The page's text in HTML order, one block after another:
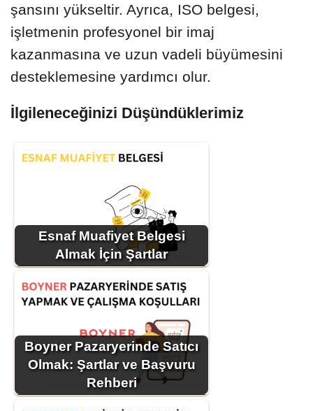
şansını yükseltir. Ayrıca, ISO belgesi,
işletmenin profesyonel bir imaj
kazanmasına ve uzun vadeli büyümesini
desteklemesine yardımcı olur.
İlgileneceğinizi Düşündüklerimiz
Esnaf Muafiyet Belgesi
Almak İçin Şartlar
Boyner Pazaryerinde Satıcı
Olmak: Şartlar ve Başvuru
Rehberi